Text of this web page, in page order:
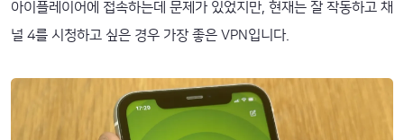
아이플레이어에 접속하는데 문제가 있었지만, 현재는 잘 작동하고 채
널 4를 시청하고 싶은 경우 가장 좋은 VPN입니다.